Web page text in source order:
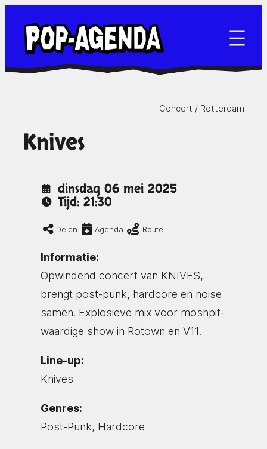
naar
inhoud
Concert / Rotterdam
Knives
dinsdag 06 mei 2025
Tijd: 21:30
Delen Agenda Route
Informatie:
Opwindend concert van KNIVES,
brengt post-punk, hardcore en noise
samen. Explosieve mix voor moshpit-
waardige show in Rotown en V11.
Line-up:
Knives
Genres:
Post-Punk, Hardcore